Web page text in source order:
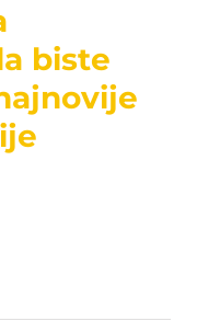
biste